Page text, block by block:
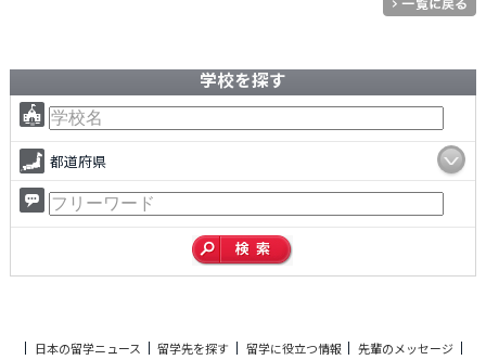
学校を探す
都道府県
日本の留学ニュース 留学先を探す 留学に役立つ情報
先輩のメッセージ